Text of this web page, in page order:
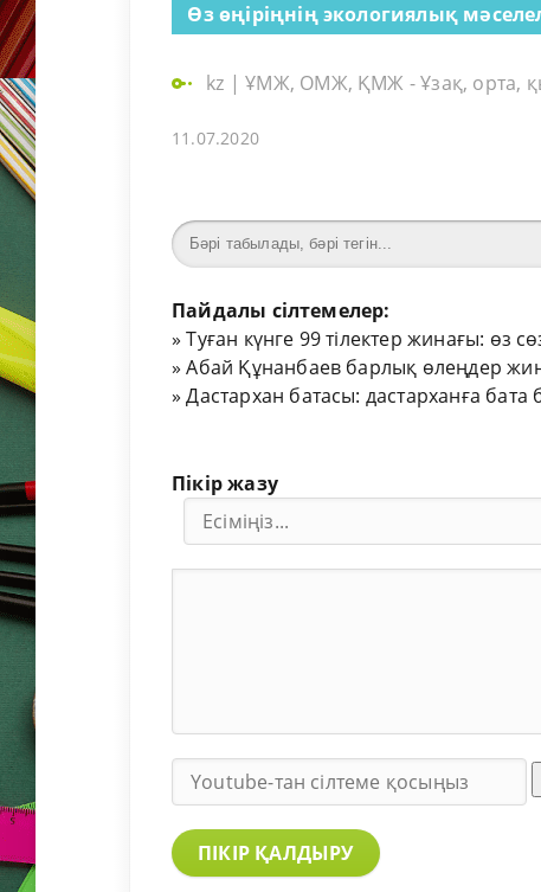
Өз өңіріңнің экологиялық
kz |ҰМЖ, ОМЖ, ҚМЖ - Ұзақ, орта,
11.07.2020
Пайдалы сілтемелер:
»Туған күнге 99 тілектер жинағы: өз
»Абай Құнанбаев барлық өлеңдер
»Дастархан батасы: дастарханға бата
Пікір жазу
ПІКІР ҚАЛДЫРУ